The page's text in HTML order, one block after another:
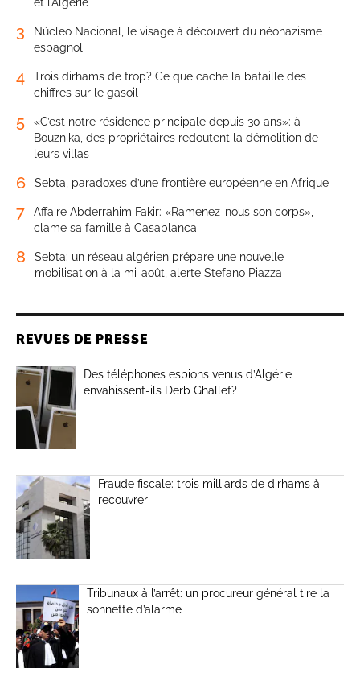
3
Núcleo Nacional, le visage à découvert du néonazisme
espagnol
4
Trois dirhams de trop? Ce que cache la bataille des
chiffres sur le gasoil
5
«C’est notre résidence principale depuis 30 ans»: à
Bouznika, des propriétaires redoutent la démolition de
leurs villas
6 Sebta, paradoxes d’une frontière européenne en Afrique
7
Affaire Abderrahim Fakir: «Ramenez-nous son corps»,
clame sa famille à Casablanca
8
Sebta: un réseau algérien prépare une nouvelle
mobilisation à la mi-août, alerte Stefano Piazza
REVUES DE PRESSE
Des téléphones espions venus d’Algérie
envahissent-ils Derb Ghallef?
Fraude fiscale: trois milliards de dirhams à
recouvrer
Tribunaux à l’arrêt: un procureur général tire la
sonnette d’alarme